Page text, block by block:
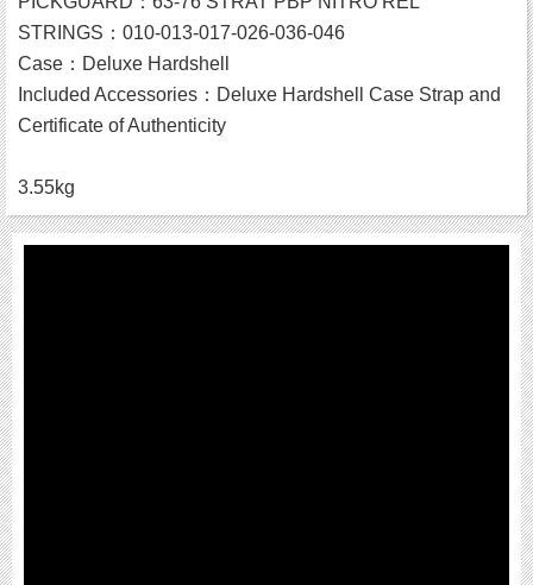
STRINGS：010-013-017-026-036-046
Case：Deluxe Hardshell
Included Accessories：Deluxe Hardshell Case Strap and
Certificate of Authenticity
3.55kg